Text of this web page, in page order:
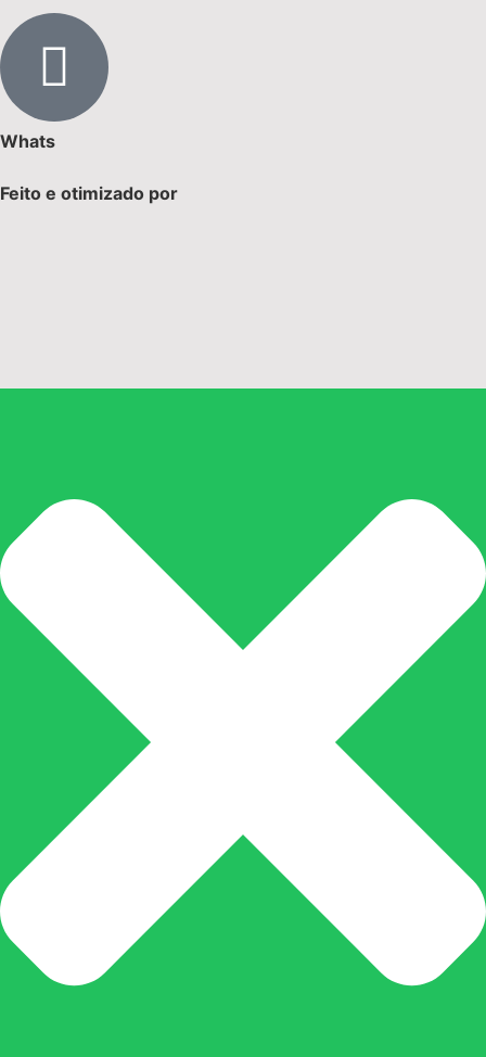
Whats
Feito e otimizado por